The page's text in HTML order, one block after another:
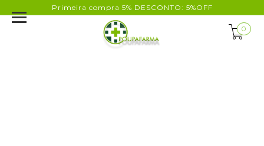
Primeira compra 5% DESCONTO: 5%OFF
0